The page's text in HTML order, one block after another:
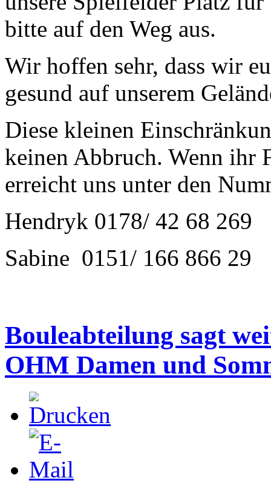
bitte auf den Weg aus.
Wir hoffen sehr, dass wir
gesund auf unserem
Diese kleinen
keinen Abbruch. Wenn ihr
erreicht uns unter den
Hendryk 0178/ 42 68 269
Sabine 0151/ 166 866 29
Bouleabteilung sagt
OHM Damen und